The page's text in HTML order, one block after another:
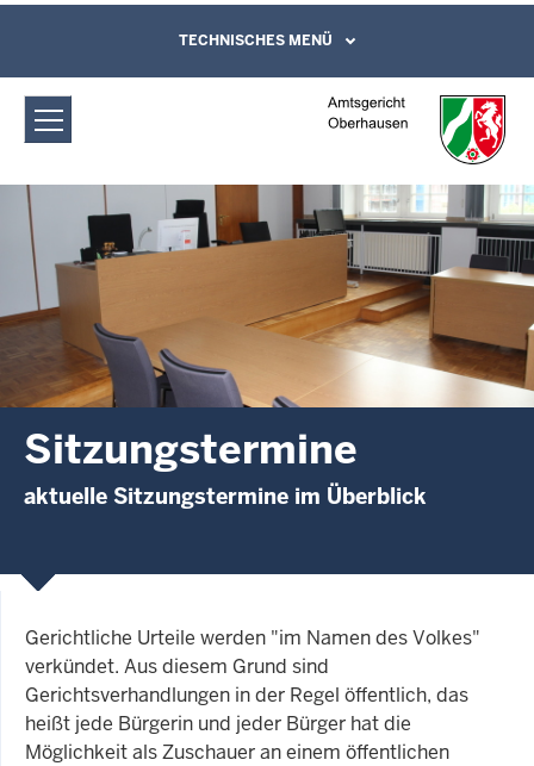
Amtsgericht Oberhausen:
Sitzungstermine
Direkt zum Inhalt
Leichte Sprache, Gebärdensprachenvideo
und Kontaktformular
TECHNISCHES MENÜ
Sitzungstermine
aktuelle Sitzungstermine im Überblick
Gerichtliche Urteile werden "im Namen des Volkes"
verkündet. Aus diesem Grund sind
Gerichtsverhandlungen in der Regel öffentlich, das
heißt jede Bürgerin und jeder Bürger hat die
Möglichkeit als Zuschauer an einem öffentlichen